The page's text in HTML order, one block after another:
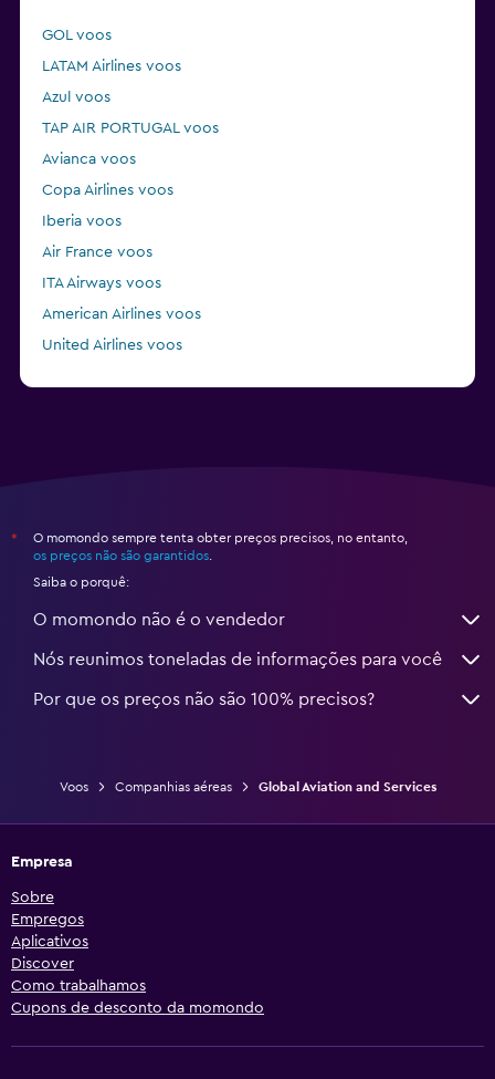
GOL voos
LATAM Airlines voos
Azul voos
TAP AIR PORTUGAL voos
Avianca voos
Copa Airlines voos
Iberia voos
Air France voos
ITA Airways voos
American Airlines voos
United Airlines voos
*
O momondo sempre tenta obter preços precisos, no entanto,
os preços não são garantidos
Saiba o porquê:
O momondo não é o vendedor
Nós reunimos toneladas de informações para você
Por que os preços não são 100% precisos?
Voos Companhias aéreas Global Aviation and Services
Empresa
Sobre
Empregos
Aplicativos
Discover
Como trabalhamos
Cupons de desconto da momondo